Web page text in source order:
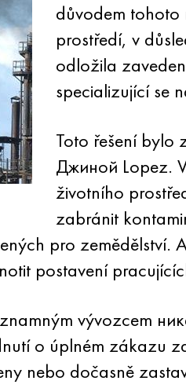
důvodem
prostředí, v
odložila
specializující se
Toto řešení bylo
Джиной Lopez.
životního
zabránit
pro zemědělství.
postavení
vývozcem
o úplném zákazu
nebo dočasně